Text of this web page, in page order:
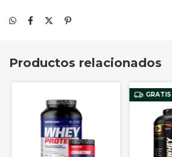
Productos relacionados
GRATIS